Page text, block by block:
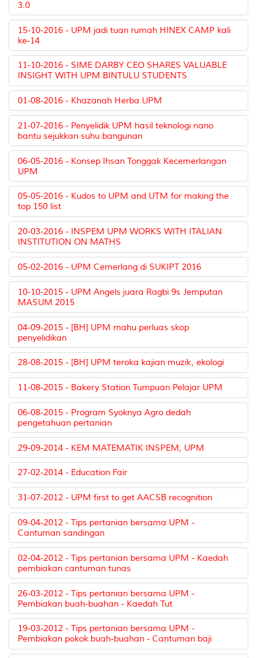
3.0
15-10-2016 - UPM jadi tuan rumah HINEX CAMP kali
ke-14
11-10-2016 - SIME DARBY CEO SHARES VALUABLE
INSIGHT WITH UPM BINTULU STUDENTS
01-08-2016 - Khazanah Herba UPM
21-07-2016 - Penyelidik UPM hasil teknologi nano
bantu sejukkan suhu bangunan
06-05-2016 - Konsep Ihsan Tonggak Kecemerlangan
UPM
05-05-2016 - Kudos to UPM and UTM for making the
top 150 list
20-03-2016 - INSPEM UPM WORKS WITH ITALIAN
INSTITUTION ON MATHS
05-02-2016 - UPM Cemerlang di SUKIPT 2016
10-10-2015 - UPM Angels juara Ragbi 9s Jemputan
MASUM 2015
04-09-2015 - [BH] UPM mahu perluas skop
penyelidikan
28-08-2015 - [BH] UPM teroka kajian muzik, ekologi
11-08-2015 - Bakery Station Tumpuan Pelajar UPM
06-08-2015 - Program Syoknya Agro dedah
pengetahuan pertanian
29-09-2014 - KEM MATEMATIK INSPEM, UPM
27-02-2014 - Education Fair
31-07-2012 - UPM first to get AACSB recognition
09-04-2012 - Tips pertanian bersama UPM -
Cantuman sandingan
02-04-2012 - Tips pertanian bersama UPM - Kaedah
pembiakan cantuman tunas
26-03-2012 - Tips pertanian bersama UPM -
Pembiakan buah-buahan - Kaedah Tut
19-03-2012 - Tips pertanian bersama UPM -
Pembiakan pokok buah-buahan - Cantuman baji